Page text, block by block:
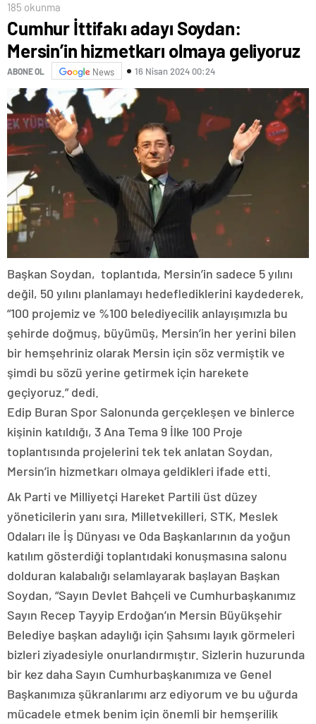
185 okunma
Cumhur İttifakı adayı Soydan:
Mersin’in hizmetkarı olmaya geliyoruz
ABONE OL News 16 Nisan 2024 00:24
Başkan Soydan, toplantıda, Mersin’in sadece 5 yılını
değil, 50 yılını planlamayı hedeflediklerini kaydederek,
“100 projemiz ve %100 belediyecilik anlayışımızla bu
şehirde doğmuş, büyümüş, Mersin’in her yerini bilen
bir hemşehriniz olarak Mersin için söz vermiştik ve
şimdi bu sözü yerine getirmek için harekete
geçiyoruz.” dedi.
Edip Buran Spor Salonunda gerçekleşen ve binlerce
kişinin katıldığı, 3 Ana Tema 9 İlke 100 Proje
toplantısında projelerini tek tek anlatan Soydan,
Mersin’in hizmetkarı olmaya geldikleri ifade etti.
Ak Parti ve Milliyetçi Hareket Partili üst düzey
yöneticilerin yanı sıra, Milletvekilleri, STK, Meslek
Odaları ile İş Dünyası ve Oda Başkanlarının da yoğun
katılım gösterdiği toplantıdaki konuşmasına salonu
dolduran kalabalığı selamlayarak başlayan Başkan
Soydan, “Sayın Devlet Bahçeli ve Cumhurbaşkanımız
Sayın Recep Tayyip Erdoğan’ın Mersin Büyükşehir
Belediye başkan adaylığı için Şahsımı layık görmeleri
bizleri ziyadesiyle onurlandırmıştır. Sizlerin huzurunda
bir kez daha Sayın Cumhurbaşkanımıza ve Genel
Başkanımıza şükranlarımı arz ediyorum ve bu uğurda
mücadele etmek benim için önemli bir hemşerilik